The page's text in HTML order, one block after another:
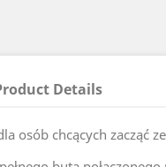
Details
osób chcących zacząć